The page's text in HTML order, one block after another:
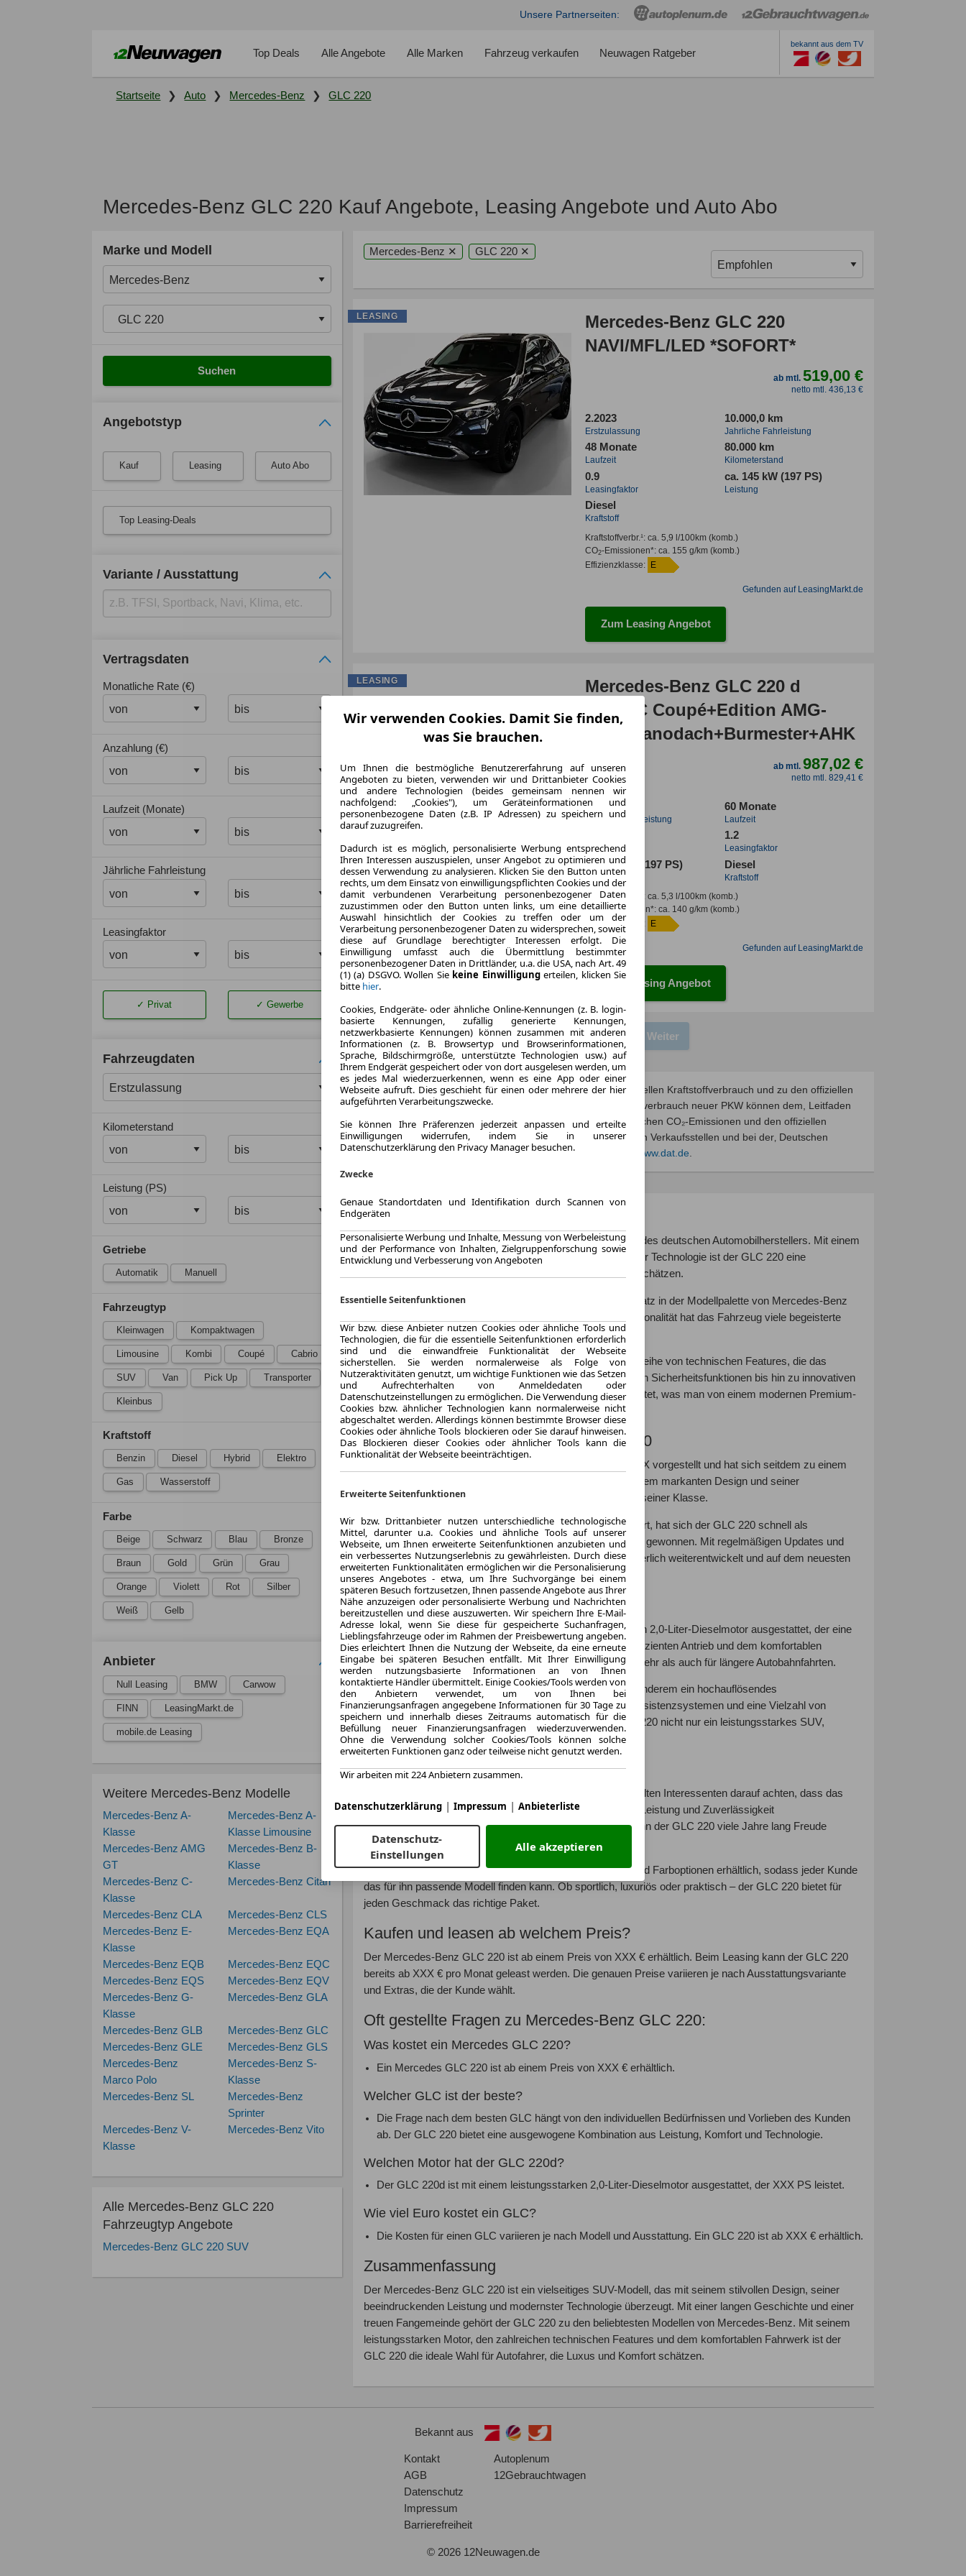
Unsere Partnerseiten:
Top Deals Alle Angebote Alle Marken Fahrzeug verkaufen Neuwagen Ratgeber
bekannt aus dem TV
Startseite Auto Mercedes-Benz GLC 220
Mercedes-Benz GLC 220 Kauf Angebote, Leasing Angebote und Auto Abo
Marke und Modell
Suchen
Angebotstyp
Kauf Leasing Auto Abo
Top Leasing-Deals
Variante / Ausstattung
Vertragsdaten
Monatliche Rate (€)
Anzahlung (€)
Laufzeit (Monate)
Jährliche Fahrleistung
Leasingfaktor
Privat Gewerbe
Fahrzeugdaten
Kilometerstand
Leistung (PS)
Getriebe
Automatik Manuell
Fahrzeugtyp
Kleinwagen Kompaktwagen
Limousine Kombi Coupé Cabrio
SUV Van Pick Up Transporter
Kleinbus
Kraftstoff
Benzin Diesel Hybrid Elektro
Gas Wasserstoff
Farbe
Beige Schwarz Blau Bronze
Braun Gold Grün Grau
Orange Violett Rot Silber
Weiß Gelb
Anbieter
Null Leasing BMW Carwow
FINN LeasingMarkt.de
mobile.de Leasing
Weitere Mercedes-Benz Modelle
Mercedes-Benz A-
Klasse
Mercedes-Benz A-
Klasse Limousine
Mercedes-Benz AMG
GT
Mercedes-Benz B-
Klasse
Mercedes-Benz C-
Klasse
Mercedes-Benz Citan
Mercedes-Benz CLA
Mercedes-Benz CLS
Mercedes-Benz E-
Klasse
Mercedes-Benz EQA
Mercedes-Benz EQB
Mercedes-Benz EQC
Mercedes-Benz EQS
Mercedes-Benz EQV
Mercedes-Benz G-
Klasse
Mercedes-Benz GLA
Mercedes-Benz GLB
Mercedes-Benz GLC
Mercedes-Benz GLE
Mercedes-Benz GLS
Mercedes-Benz
Marco Polo
Mercedes-Benz S-
Klasse
Mercedes-Benz SL
Mercedes-Benz
Sprinter
Mercedes-Benz V-
Klasse
Mercedes-Benz Vito
Alle Mercedes-Benz GLC 220
Fahrzeugtyp Angebote
Mercedes-Benz GLC 220 SUV
Mercedes-Benz ✕ GLC 220 ✕
Mercedes-Benz GLC 220
NAVI/MFL/LED *SOFORT*
ab mtl.519,00 €
netto mtl. 436,13 €
2.2023
Erstzulassung
10.000,0 km
Jahrliche Fahrleistung
48 Monate
Laufzeit
80.000 km
Kilometerstand
0.9
Leasingfaktor
ca. 145 kW (197 PS)
Leistung
Diesel
Kraftstoff
Kraftstoffverbr.¹: ca. 5,9 l/100km(komb.)
CO2-Emissionen*: ca. 155 g/km(komb.)
Effizienzklasse: E
Gefunden auf LeasingMarkt.de
Zum Leasing Angebot
LEASING
Mercedes-Benz GLC 220 d
4MATIC Coupé+Edition AMG-
Line+Panodach+Burmester+AHK
ab mtl.987,02 €
netto mtl. 829,41 €
5.000,0 km
Jahrliche Fahrleistung
60 Monate
Laufzeit
Kilometerstand
1.2
Leasingfaktor
ca. 145 kW (197 PS)
Leistung
Diesel
Kraftstoff
Kraftstoffverbr.¹: ca. 5,3 l/100km(komb.)
CO2-Emissionen*: ca. 140 g/km(komb.)
Effizienzklasse:
E
Gefunden auf LeasingMarkt.de
Zum Leasing Angebot
LEASING
Zurück 1 Weiter
* Jeweils kombinierte Werte. Weitere Informationen zum offiziellen Kraftstoffverbrauch und zu den offiziellen
spezifischen CO₂-Emissionen und gegebenenfalls zum Stromverbrauch neuer PKW können dem, Leitfaden
über den offiziellen Kraftstoffverbrauch, die offiziellen spezifischen CO₂-Emissionen und den offiziellen
Stromverbrauch neuer PKW‘ entnommen werden, der an allen Verkaufsstellen und bei der‚ Deutschen
Automobil Treuhand GmbH‘ unentgeltlich erhältlich ist unter
www.dat.de.
Mercedes-Benz GLC 220
Der Mercedes-Benz GLC 220 ist ein beliebtes SUV-Modell des deutschen Automobilherstellers. Mit einem
eleganten Design, beeindruckender Leistung und modernster Technologie ist der GLC 220 eine
hervorragende Wahl für Autofahrer, die Luxus und Komfort schätzen.
Seit seiner Einführung hat sich der GLC 220 einen festen Platz in der Modellpalette von Mercedes-Benz
erobert. Mit seiner Kombination aus Stil, Leistung und Funktionalität hat das Fahrzeug viele begeisterte
Fans auf der ganzen Welt gefunden.
Der Mercedes-Benz GLC 220 bietet eine beeindruckende Reihe von technischen Features, die das
Fahrerlebnis noch angenehmer machen. Von fortschrittlichen Sicherheitsfunktionen bis hin zu innovativen
Infotainment-Systemen ist der GLC 220 mit allem ausgestattet, was man von einem modernen Premium-
SUV erwarten kann.
Geschichte des Mercedes-Benz GLC 220
Der Mercedes-Benz GLC 220 wurde erstmals im Jahr XXXX vorgestellt und hat sich seitdem zu einem
der beliebtesten Modelle des Herstellers entwickelt. Mit seinem markanten Design und seiner
erstklassigen Verarbeitung setzt der GLC 220 Maßstäbe in seiner Klasse.
Ursprünglich als Nachfolger des erfolgreichen GLK konzipiert, hat sich der GLC 220 schnell als
eigenständiges Modell etabliert und eine treue Fangemeinde gewonnen. Mit regelmäßigen Updates und
Verbesserungen hat Mercedes-Benz den GLC 220 kontinuierlich weiterentwickelt und auf dem neuesten
Stand der Technik gehalten.
Technische Features
Der Mercedes-Benz GLC 220 ist mit einem leistungsstarken 2,0-Liter-Dieselmotor ausgestattet, der eine
beeindruckende Leistung von XXX PS bietet. Mit seinem effizienten Antrieb und dem komfortablen
Fahrwerk eignet sich der GLC 220 sowohl für den Stadtverkehr als auch für längere Autobahnfahrten.
Zu den technischen Features des GLC 220 gehören unter anderem ein hochauflösendes
Infotainmentsystem, eine umfangreiche Palette an Fahrerassistenzsystemen und eine Vielzahl von
Konnektivitätsoptionen. Mit all diesen Features ist der GLC 220 nicht nur ein leistungsstarkes SUV,
sondern auch ein echtes Technikwunder.
Gut zu wissen
Beim Kauf oder Leasing eines Mercedes-Benz GLC 220 sollten Interessenten darauf achten, dass das
Fahrzeug regelmäßig gewartet und gepflegt wird, um seine Leistung und Zuverlässigkeit
aufrechtzuerhalten. Mit den richtigen Pflegemaßnahmen kann der GLC 220 viele Jahre lang Freude
bereiten.
Der GLC 220 ist in verschiedenen Ausstattungsvarianten und Farboptionen erhältlich, sodass jeder Kunde
das für ihn passende Modell finden kann. Ob sportlich, luxuriös oder praktisch – der GLC 220 bietet für
jeden Geschmack das richtige Paket.
Kaufen und leasen ab welchem Preis?
Der Mercedes-Benz GLC 220 ist ab einem Preis von XXX € erhältlich. Beim Leasing kann der GLC 220
bereits ab XXX € pro Monat geleast werden. Die genauen Preise variieren je nach Ausstattungsvariante
und Extras, die der Kunde wählt.
Oft gestellte Fragen zu Mercedes-Benz GLC 220:
Was kostet ein Mercedes GLC 220?
Ein Mercedes GLC 220 ist ab einem Preis von XXX € erhältlich.
Welcher GLC ist der beste?
Die Frage nach dem besten GLC hängt von den individuellen Bedürfnissen und Vorlieben des Kunden
ab. Der GLC 220 bietet eine ausgewogene Kombination aus Leistung, Komfort und Technologie.
Welchen Motor hat der GLC 220d?
Der GLC 220d ist mit einem leistungsstarken 2,0-Liter-Dieselmotor ausgestattet, der XXX PS leistet.
Wie viel Euro kostet ein GLC?
Die Kosten für einen GLC variieren je nach Modell und Ausstattung. Ein GLC 220 ist ab XXX € erhältlich.
Zusammenfassung
Der Mercedes-Benz GLC 220 ist ein vielseitiges SUV-Modell, das mit seinem stilvollen Design, seiner
beeindruckenden Leistung und modernster Technologie überzeugt. Mit einer langen Geschichte und einer
treuen Fangemeinde gehört der GLC 220 zu den beliebtesten Modellen von Mercedes-Benz. Mit seinem
leistungsstarken Motor, den zahlreichen technischen Features und dem komfortablen Fahrwerk ist der
GLC 220 die ideale Wahl für Autofahrer, die Luxus und Komfort schätzen.
Bekannt aus
Kontakt
AGB
Datenschutz
Impressum
Barrierefreiheit
Autoplenum
12Gebrauchtwagen
© 2026 12Neuwagen.de
Wir verwenden Cookies. Damit Sie finden,
was Sie brauchen.
Um Ihnen die bestmögliche Benutzererfahrung auf unseren
Angeboten zu bieten, verwenden wir und Drittanbieter Cookies
und andere Technologien (beides gemeinsam nennen wir
nachfolgend: „Cookies"), um Geräteinformationen und
personenbezogene Daten (z.B. IP Adressen) zu speichern und
darauf zuzugreifen.
Dadurch ist es möglich, personalisierte Werbung entsprechend
Ihren Interessen auszuspielen, unser Angebot zu optimieren und
dessen Verwendung zu analysieren. Klicken Sie den Button unten
rechts, um dem Einsatz von einwilligungspflichten Cookies und der
damit verbundenen Verarbeitung personenbezogener Daten
zuzustimmen oder den Button unten links, um eine detaillierte
Auswahl hinsichtlich der Cookies zu treffen oder um der
Verarbeitung personenbezogener Daten zu widersprechen, soweit
diese auf Grundlage berechtigter Interessen erfolgt. Die
Einwilligung umfasst auch die Übermittlung bestimmter
personenbezogener Daten in Drittländer, u.a. die USA, nach Art. 49
(1) (a) DSGVO. Wollen Sie keine Einwilligungerteilen, klicken Sie
bitte hier.
Cookies, Endgeräte- oder ähnliche Online-Kennungen (z. B. login-
basierte Kennungen, zufällig generierte Kennungen,
netzwerkbasierte Kennungen) können zusammen mit anderen
Informationen (z. B. Browsertyp und Browserinformationen,
Sprache, Bildschirmgröße, unterstützte Technologien usw.) auf
Ihrem Endgerät gespeichert oder von dort ausgelesen werden, um
es jedes Mal wiederzuerkennen, wenn es eine App oder einer
Webseite aufruft. Dies geschieht für einen oder mehrere der hier
aufgeführten Verarbeitungszwecke.
Sie können Ihre Präferenzen jederzeit anpassen und erteilte
Einwilligungen widerrufen, indem Sie in unserer
Datenschutzerklärung den Privacy Manager besuchen.
Zwecke
Genaue Standortdaten und Identifikation durch Scannen von
Endgeräten
Personalisierte Werbung und Inhalte, Messung von Werbeleistung
und der Performance von Inhalten, Zielgruppenforschung sowie
Entwicklung und Verbesserung von Angeboten
Essentielle Seitenfunktionen
Wir bzw. diese Anbieter nutzen Cookies oder ähnliche Tools und
Technologien, die für die essentielle Seitenfunktionen erforderlich
sind und die einwandfreie Funktionalität der Webseite
sicherstellen. Sie werden normalerweise als Folge von
Nutzeraktivitäten genutzt, um wichtige Funktionen wie das Setzen
und Aufrechterhalten von Anmeldedaten oder
Datenschutzeinstellungen zu ermöglichen. Die Verwendung dieser
Cookies bzw. ähnlicher Technologien kann normalerweise nicht
abgeschaltet werden. Allerdings können bestimmte Browser diese
Cookies oder ähnliche Tools blockieren oder Sie darauf hinweisen.
Das Blockieren dieser Cookies oder ähnlicher Tools kann die
Funktionalität der Webseite beeinträchtigen.
Erweiterte Seitenfunktionen
Wir bzw. Drittanbieter nutzen unterschiedliche technologische
Mittel, darunter u.a. Cookies und ähnliche Tools auf unserer
Webseite, um Ihnen erweiterte Seitenfunktionen anzubieten und
ein verbessertes Nutzungserlebnis zu gewährleisten. Durch diese
erweiterten Funktionalitäten ermöglichen wir die Personalisierung
unseres Angebotes - etwa, um Ihre Suchvorgänge bei einem
späteren Besuch fortzusetzen, Ihnen passende Angebote aus Ihrer
Nähe anzuzeigen oder personalisierte Werbung und Nachrichten
bereitzustellen und diese auszuwerten. Wir speichern Ihre E-Mail-
Adresse lokal, wenn Sie diese für gespeicherte Suchanfragen,
Lieblingsfahrzeuge oder im Rahmen der Preisbewertung angeben.
Dies erleichtert Ihnen die Nutzung der Webseite, da eine erneute
Eingabe bei späteren Besuchen entfällt. Mit Ihrer Einwilligung
werden nutzungsbasierte Informationen an von Ihnen
kontaktierte Händler übermittelt. Einige Cookies/Tools werden von
den Anbietern verwendet, um von Ihnen bei
Finanzierungsanfragen angegebene Informationen für 30 Tage zu
speichern und innerhalb dieses Zeitraums automatisch für die
Befüllung neuer Finanzierungsanfragen wiederzuverwenden.
Ohne die Verwendung solcher Cookies/Tools können solche
erweiterten Funktionen ganz oder teilweise nicht genutzt werden.
Wir arbeiten mit 224 Anbietern zusammen.
Datenschutzerklärung | Impressum | Anbieterliste
Datenschutz-
Einstellungen
Alle akzeptieren